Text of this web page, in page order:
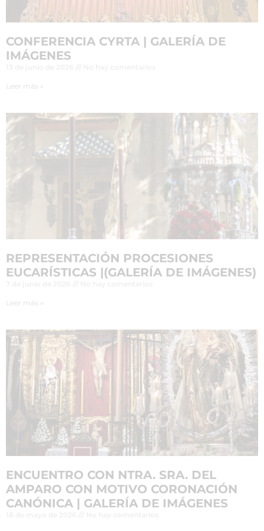
CONFERENCIA CYRTA | GALERÍA DE
IMÁGENES
Leer más »
REPRESENTACIÓN PROCESIONES
EUCARÍSTICAS |(GALERÍA DE IMÁGENES)
Leer más »
ENCUENTRO CON NTRA. SRA. DEL
AMPARO CON MOTIVO CORONACIÓN
CANÓNICA | GALERÍA DE IMÁGENES